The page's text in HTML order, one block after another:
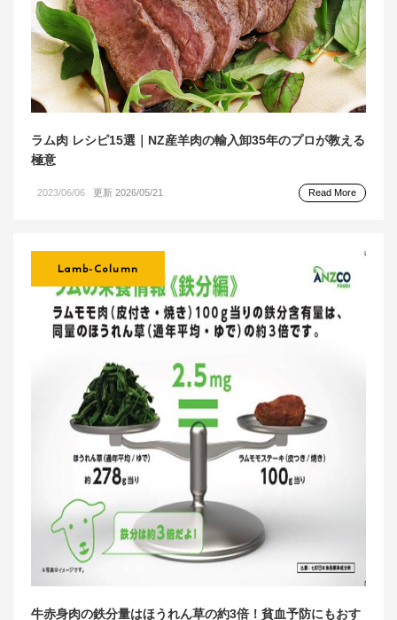
ラム肉 レシピ15選｜NZ産羊肉の輸入卸35年のプロが教える
極意
2023/06/06 更新 2026/05/21 Read More
牛赤身肉の鉄分量はほうれん草の約3倍！貧血予防にもおす
Lamb-Column